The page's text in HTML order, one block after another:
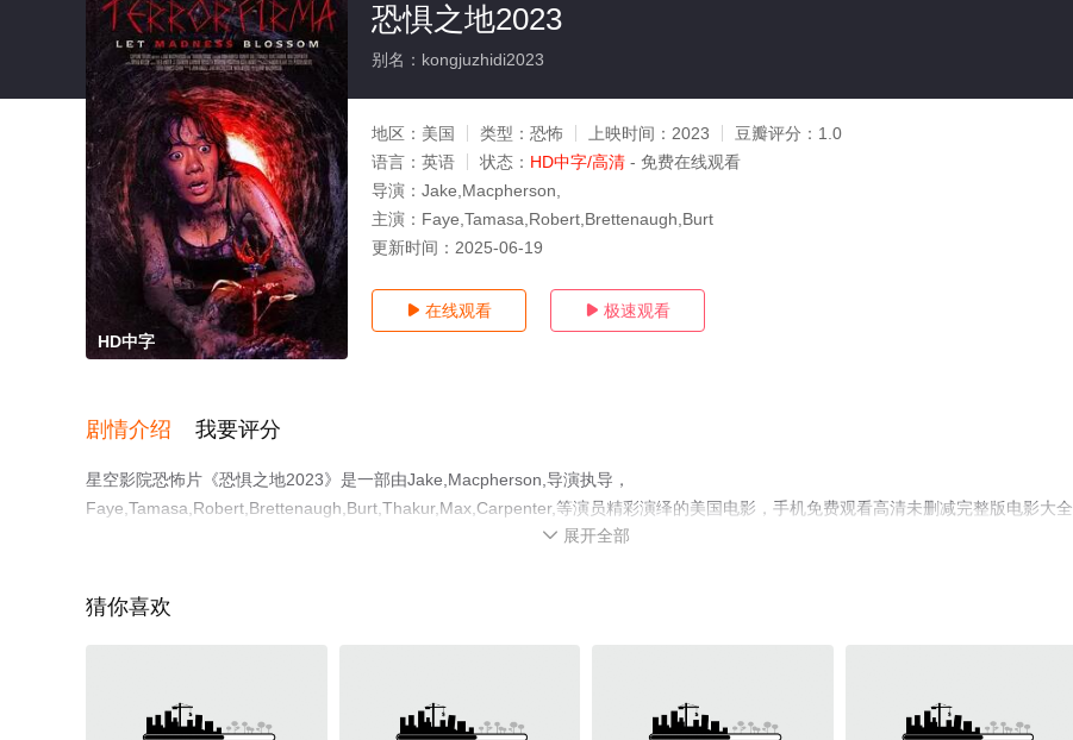
HD中字
恐惧之地2023
别名：kongjuzhidi2023
地区： 美国 类型： 恐怖 上映时间： 2023 豆瓣评分： 1.0
语言： 英语 状态： HD中字/高清 - 免费在线观看
导演： Jake,Macpherson,
主演： Faye,Tamasa,Robert,Brettenaugh,Burt
更新时间： 2025-06-19
 在线观看  极速观看
剧情介绍 我要评分
星空影院恐怖片《恐惧之地2023》是一部由Jake,Macpherson,导演执导，
Faye,Tamasa,Robert,Brettenaugh,Burt,Thakur,Max,Carpenter,等演员精彩演绎的美国电影，手机免费观看高清未删减完整版电影大全
就上星空影视，更多相关信息可移步至豆瓣电影、电视猫或剧情网等平台了解。
 展开全部
猜你喜欢